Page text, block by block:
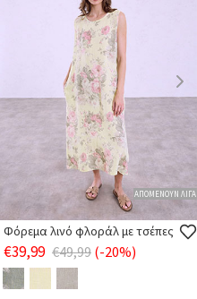
ΑΠΟΜΕΝΟΥΝ ΛΙΓΑ
Φόρεμα λινό φλοράλ με τσέπες
€39,99 €49,99 (-20%)